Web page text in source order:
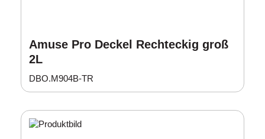
Amuse Pro Deckel Rechteckig groß
2L
DBO.M904B-TR